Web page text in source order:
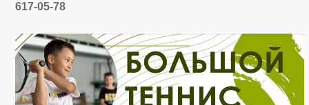
617-05-78